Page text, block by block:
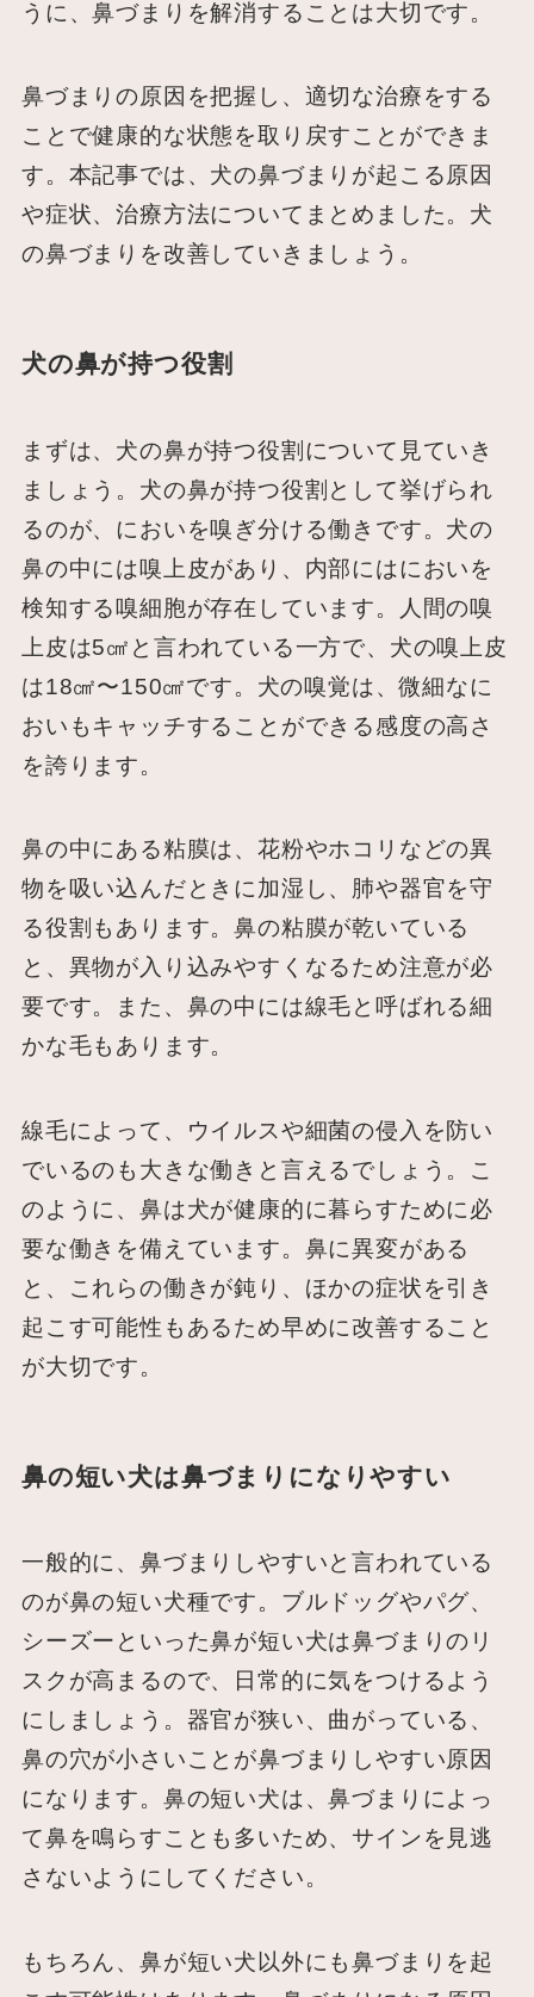
うに、鼻づまりを解消することは大切です。
鼻づまりの原因を把握し、適切な治療をする
ことで健康的な状態を取り戻すことができま
す。本記事では、犬の鼻づまりが起こる原因
や症状、治療方法についてまとめました。犬
の鼻づまりを改善していきましょう。
犬の鼻が持つ役割
まずは、犬の鼻が持つ役割について見ていき
ましょう。犬の鼻が持つ役割として挙げられ
るのが、においを嗅ぎ分ける働きです。犬の
鼻の中には嗅上皮があり、内部にはにおいを
検知する嗅細胞が存在しています。人間の嗅
上皮は5㎠と言われている一方で、犬の嗅上皮
は18㎠〜150㎠です。犬の嗅覚は、微細なに
おいもキャッチすることができる感度の高さ
を誇ります。
鼻の中にある粘膜は、花粉やホコリなどの異
物を吸い込んだときに加湿し、肺や器官を守
る役割もあります。鼻の粘膜が乾いている
と、異物が入り込みやすくなるため注意が必
要です。また、鼻の中には線毛と呼ばれる細
かな毛もあります。
線毛によって、ウイルスや細菌の侵入を防い
でいるのも大きな働きと言えるでしょう。こ
のように、鼻は犬が健康的に暮らすために必
要な働きを備えています。鼻に異変がある
と、これらの働きが鈍り、ほかの症状を引き
起こす可能性もあるため早めに改善すること
が大切です。
鼻の短い犬は鼻づまりになりやすい
一般的に、鼻づまりしやすいと言われている
のが鼻の短い犬種です。ブルドッグやパグ、
シーズーといった鼻が短い犬は鼻づまりのリ
スクが高まるので、日常的に気をつけるよう
にしましょう。器官が狭い、曲がっている、
鼻の穴が小さいことが鼻づまりしやすい原因
になります。鼻の短い犬は、鼻づまりによっ
て鼻を鳴らすことも多いため、サインを見逃
さないようにしてください。
もちろん、鼻が短い犬以外にも鼻づまりを起